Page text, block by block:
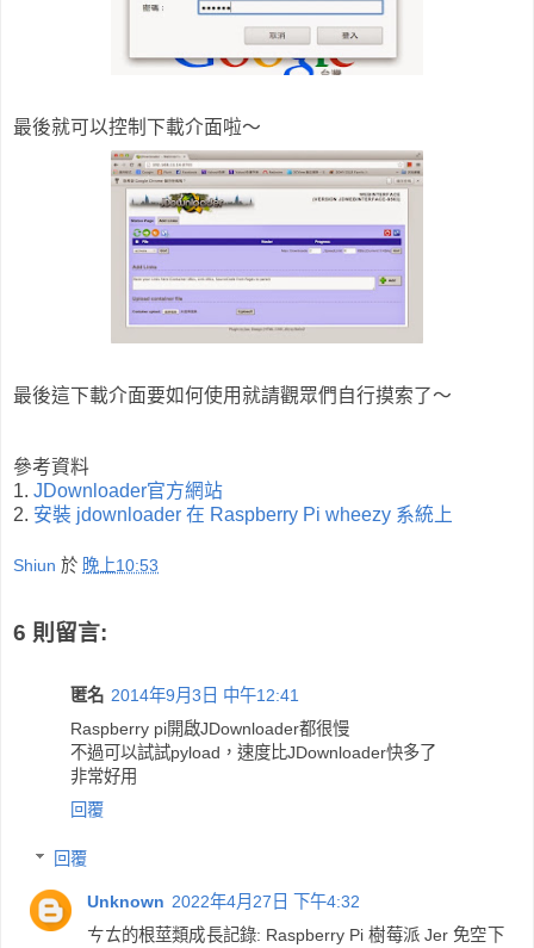
最後就可以控制下載介面啦～
最後這下載介面要如何使用就請觀眾們自行摸索了～
參考資料
1. JDownloader官方網站
2. 安裝 jdownloader 在 Raspberry Pi wheezy 系統上
Shiun 於 晚上10:53
6 則留言:
匿名 2014年9月3日 中午12:41
Raspberry pi開啟JDownloader都很慢
不過可以試試pyload，速度比JDownloader快多了
非常好用
回覆
回覆
Unknown 2022年4月27日 下午4:32
ㄘㄊ的根莖類成長記錄: Raspberry Pi 樹莓派 Jer 免空下